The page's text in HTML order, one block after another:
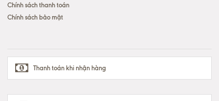
Chính sách thanh toán
Chính sách bảo mật
Thanh toán khi nhận hàng